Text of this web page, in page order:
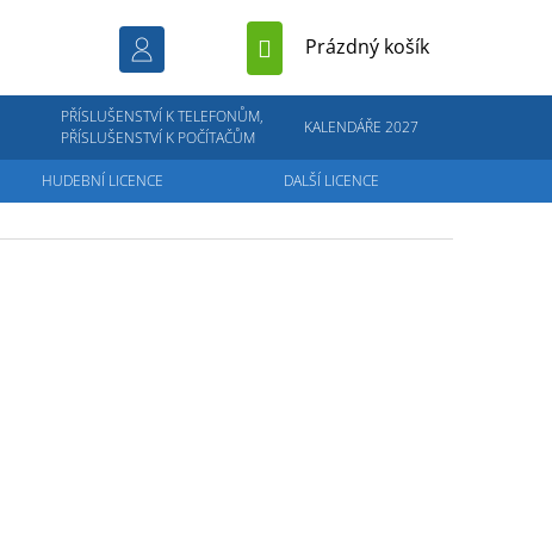
NÁKUPNÍ
Prázdný košík
PŘÍSLUŠENSTVÍ K TELEFONŮM,
PŘÍSLUŠENSTVÍ K POČÍTAČŮM
KALENDÁŘE 2027
HUDEBNÍ LICENCE
DALŠÍ LICENCE